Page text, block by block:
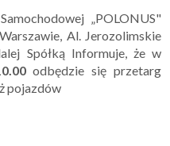
„POLONUS"
Al. Jerozolimskie
Spółką Informuje, że w
odbędzie się przetarg
pojazdów